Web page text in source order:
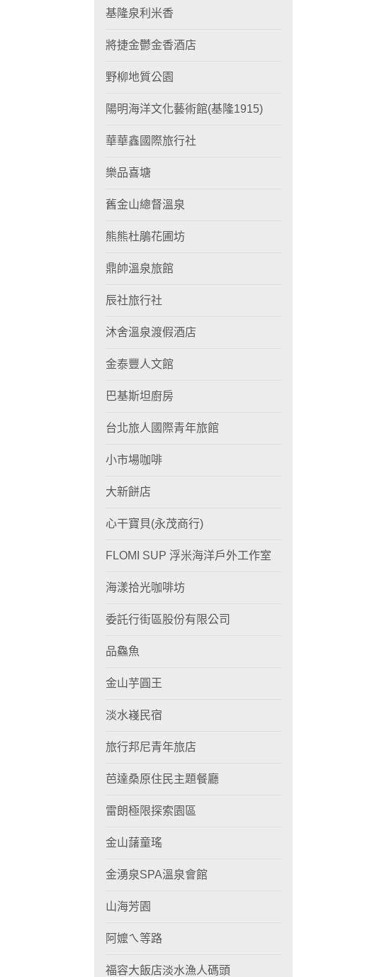
基隆泉利米香
將捷金鬱金香酒店
野柳地質公園
陽明海洋文化藝術館(基隆1915)
華華鑫國際旅行社
樂品喜塘
舊金山總督溫泉
熊熊杜鵑花圃坊
鼎帥溫泉旅館
辰社旅行社
沐舍溫泉渡假酒店
金泰豐人文館
巴基斯坦廚房
台北旅人國際青年旅館
小市場咖啡
大新餅店
心干寶貝(永茂商行)
FLOMI SUP 浮米海洋戶外工作室
海漾拾光咖啡坊
委託行街區股份有限公司
品鱻魚
金山芋圓王
淡水嶘民宿
旅行邦尼青年旅店
芭達桑原住民主題餐廳
雷朗極限探索園區
金山藷童瑤
金湧泉SPA溫泉會館
山海芳園
阿嬤ㄟ等路
福容大飯店淡水漁人碼頭